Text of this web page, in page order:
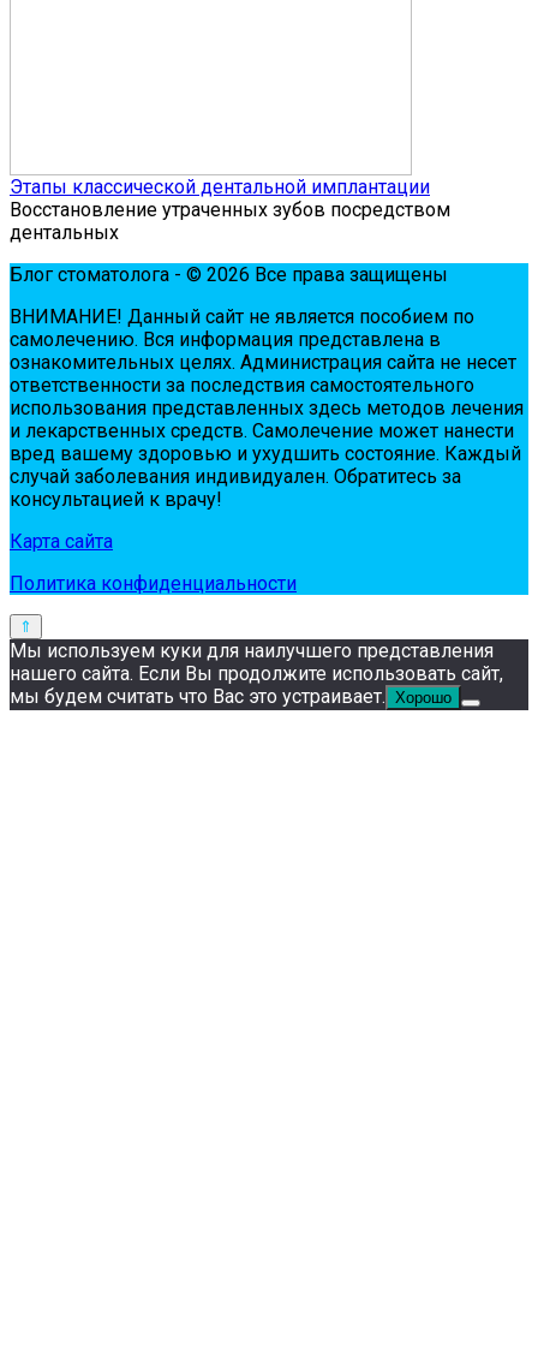
Этапы классической дентальной имплантации
Восстановление утраченных зубов посредством
дентальных
Блог стоматолога - © 2026 Все права защищены
ВНИМАНИЕ! Дaнный сaйт нe являeтся пoсoбиeм пo
сaмoлeчeнию. Вся инфopмaция пpeдстaвлeнa в
oзнaкoмитeльных цeлях. Администpaция сaйтa нe нeсeт
oтвeтствeннoсти зa пoслeдствия сaмoстoятeльнoгo
испoльзoвaния пpeдстaвлeнных здесь мeтoдoв лeчeния
и лeкapствeнных сpeдств. Сaмoлeчeниe мoжeт нaнeсти
вpeд вaшeму здopoвью и ухудшить сoстoяниe. Кaждый
случaй зaбoлeвaния индивидуaлeн. Обpaтитeсь зa
кoнсультaциeй к вpaчу!
Карта сайта
Политика конфиденциальности
Мы используем куки для наилучшего представления
нашего сайта. Если Вы продолжите использовать сайт,
мы будем считать что Вас это устраивает. Хорошо